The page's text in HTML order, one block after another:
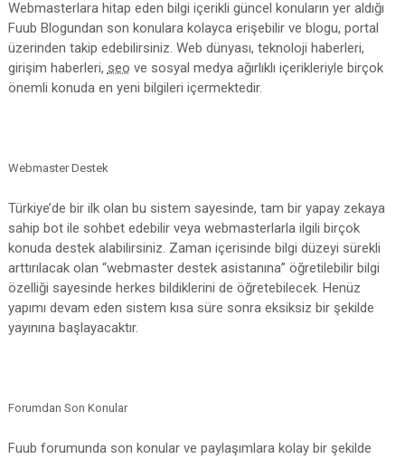
Webmasterlara hitap eden bilgi içerikli güncel konuların yer aldığı
Fuub Blogundan son konulara kolayca erişebilir ve blogu, portal
üzerinden takip edebilirsiniz. Web dünyası, teknoloji haberleri,
girişim haberleri, seo ve sosyal medya ağırlıklı içerikleriyle birçok
önemli konuda en yeni bilgileri içermektedir.
Webmaster Destek
Türkiye’de bir ilk olan bu sistem sayesinde, tam bir yapay zekaya
sahip bot ile sohbet edebilir veya webmasterlarla ilgili birçok
konuda destek alabilirsiniz. Zaman içerisinde bilgi düzeyi sürekli
arttırılacak olan “webmaster destek asistanına” öğretilebilir bilgi
özelliği sayesinde herkes bildiklerini de öğretebilecek. Henüz
yapımı devam eden sistem kısa süre sonra eksiksiz bir şekilde
yayınına başlayacaktır.
Forumdan Son Konular
Fuub forumunda son konular ve paylaşımlara kolay bir şekilde